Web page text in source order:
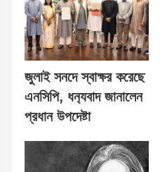
জুলাই সনদে স্বাক্ষর করেছে
এনসিপি, ধন‍্যবাদ জানালেন
প্রধান উপদেষ্টা